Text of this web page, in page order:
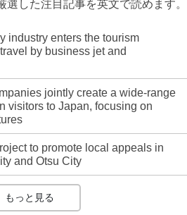
選した注目記事を英文で読めます。
industry enters the tourism
by business jet and
jointly create a wide-range
visitors to Japan, focusing on
to promote local appeals in
and Otsu City
もっと見る